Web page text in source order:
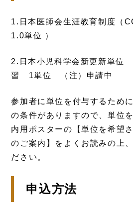
1.日本医師会生涯教育制度（
1.0単位 ）
2.日本小児科学会新更新単
習 1単位 （注）申請中
参加者に単位を付与するため
の条件がありますので、単位
内用ポスターの【単位を希望
のご案内】をよくお読みの上
ださい。
申込方法